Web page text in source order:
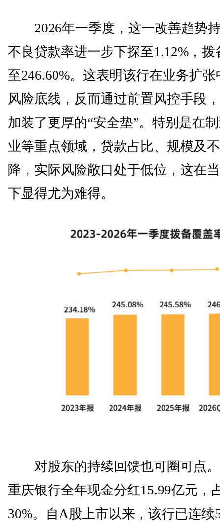
2026年一季度，这一改善趋势
不良贷款率进一步下探至1.12%，拨
至246.60%。这表明该行在业务扩
风险底线，反而通过前置风控手段
加装了更厚的“安全垫”。特别是在
业等重点领域，贷款占比、规模及
降，实际风险敞口处于低位，这在
下显得尤为难得。
对股东的持续回馈也可圈可点。
重庆银行全年现金分红15.99亿元，
30%。自A股上市以来，该行已连续